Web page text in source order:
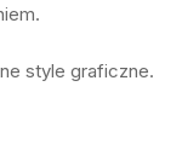
style graficzne.